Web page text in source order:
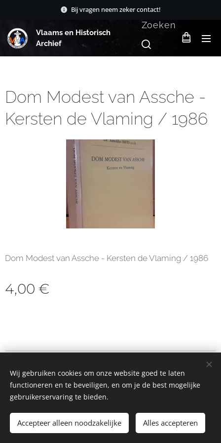
Bij vragen neem zeker contact!
Vlaams en Historisch
Archief
Zoeken
Dom Modest van Assche -
Kersten de Vlaming / 1986
Dom Modest van Assche - Kersten de Vlaming / 1986
4,00 €
Toevoegen aan de winkelwagen
Cookies
Wij gebruiken cookies om onze website goed te laten
functioneren en te beveiligen, en om je de best mogelijke
gebruikerservaring te bieden.
Accepteer alleen noodzakelijke Alles accepteren